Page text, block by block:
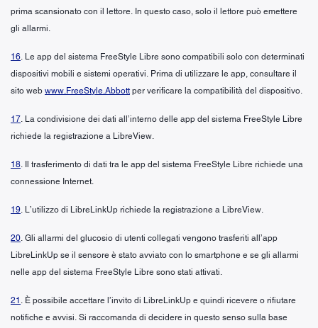
prima scansionato con il lettore. In questo caso, solo il lettore può emettere
gli allarmi.
16. Le app del sistema FreeStyle Libre sono compatibili solo con determinati
dispositivi mobili e sistemi operativi. Prima di utilizzare le app, consultare il
sito web www.FreeStyle.Abbott per verificare la compatibilità del dispositivo.
17. La condivisione dei dati all’interno delle app del sistema FreeStyle Libre
richiede la registrazione a LibreView.
18. Il trasferimento di dati tra le app del sistema FreeStyle Libre richiede una
connessione Internet.
19. L’utilizzo di LibreLinkUp richiede la registrazione a LibreView.
20. Gli allarmi del glucosio di utenti collegati vengono trasferiti all’app
LibreLinkUp se il sensore è stato avviato con lo smartphone e se gli allarmi
nelle app del sistema FreeStyle Libre sono stati attivati.
21 . È possibile accettare l’invito di LibreLinkUp e quindi ricevere o rifiutare
notifiche e avvisi. Si raccomanda di decidere in questo senso sulla base